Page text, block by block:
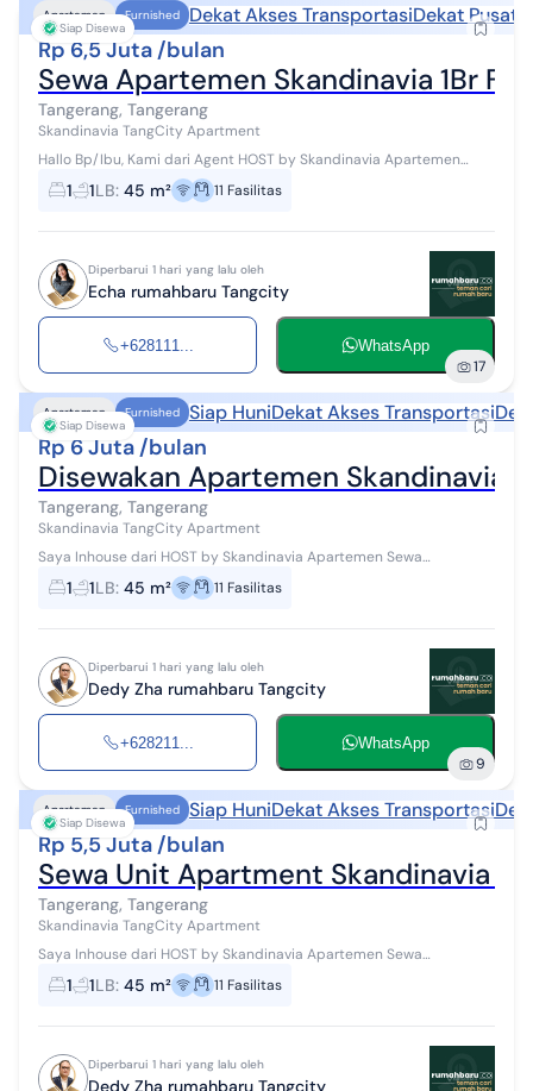
Siap Disewa
Apartemen Furnished Dekat Akses TransportasiDekat Pusat
Rp 6,5 Juta /bulan
Sewa Apartemen Skandinavia 1Br
Tangerang, Tangerang
Skandinavia TangCity Apartment
Hallo Bp/Ibu, Kami dari Agent HOST by Skandinavia Apartemen
#WTR #Disewakan dapat disewa perbulan/bulanan/tahunan Akses
: Tol Jakarta - Tangerang...
1 1LB: 45 m² 11 Fasilitas
Diperbarui 1 hari yang lalu oleh
Echa rumahbaru Tangcity
+628111... WhatsApp
17
Siap Disewa
Apartemen Furnished Siap HuniDekat Akses Transportasi
Rp 6 Juta /bulan
Disewakan Apartemen Skandinavia
Tangerang, Tangerang
Skandinavia TangCity Apartment
Saya Inhouse dari HOST by Skandinavia Apartemen Sewa
Apartment Skandinavia Harga Mulai dari 5Jt / bulan #WTR
#Disewakan dapat disewa perbulan/bula...
1 1LB: 45 m² 11 Fasilitas
Diperbarui 1 hari yang lalu oleh
Dedy Zha rumahbaru Tangcity
+628211... WhatsApp
9
Siap Disewa
Apartemen Furnished Siap HuniDekat Akses Transportasi
Rp 5,5 Juta /bulan
Sewa Unit Apartment Skandinavia
Tangerang, Tangerang
Skandinavia TangCity Apartment
Saya Inhouse dari HOST by Skandinavia Apartemen Sewa
Apartment Skandinavia Harga Mulai dari 5Jt / bulan #WTR
#Disewakan dapat disewa perbulan/bula...
1 1LB: 45 m² 11 Fasilitas
Diperbarui 1 hari yang lalu oleh